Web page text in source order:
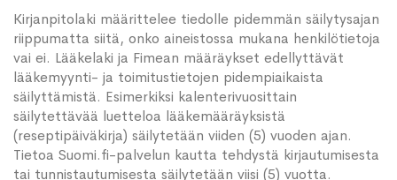
Kirjanpitolaki määrittelee tiedolle pidemmän säilytysajan
riippumatta siitä, onko aineistossa mukana henkilötietoja
vai ei. Lääkelaki ja Fimean määräykset edellyttävät
lääkemyynti- ja toimitustietojen pidempiaikaista
säilyttämistä. Esimerkiksi kalenterivuosittain
säilytettävää luetteloa lääkemääräyksistä
(reseptipäiväkirja) säilytetään viiden (5) vuoden ajan.
Tietoa Suomi.fi-palvelun kautta tehdystä kirjautumisesta
tai tunnistautumisesta säilytetään viisi (5) vuotta.